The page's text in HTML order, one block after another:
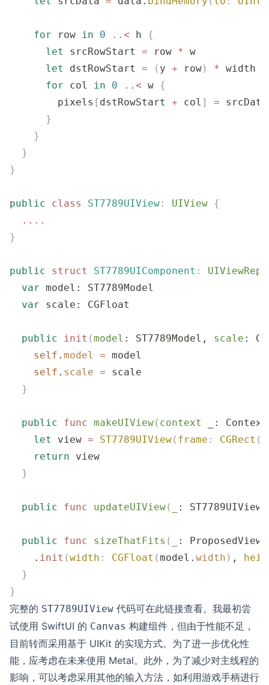
    for
row in 0 ..< h {
      let
srcRowStart = row *
w
      let
dstRowStart = ( y + row) * width
      for
col in 0 ..< w {
        pixels
[ dstRowStart + col ] = srcData
      }
    }
  }
}
public class ST7789UIView : UIView {
  ....
}
public struct ST7789UIComponent :
  var
model: ST7789Model
  var
scale: CGFloat
  public
init (model : ST7789Model, scale :
    self
. model = model
    self
. scale = scale
  }
  public
func makeUIView( context : Context
    let
view = ST7789UIView( frame : CGRect (
    return
view
  }
  public
func updateUIView( :
  public
func sizeThatFits (
:
    .
init (width : CGFloat (model. width ) ,
  }
}
完整的 ST7789UIView 代码可在此链接查看。我最初尝
试使用 SwiftUI 的 Canvas 构建组件，但由于性能不足，
目前转而采用基于 UIKit 的实现方式。为了进一步优化性
能，应考虑在未来使用 Metal。此外，为了减少对主线程的
影响，可以考虑采用其他的输入方法，如利用游戏手柄进行